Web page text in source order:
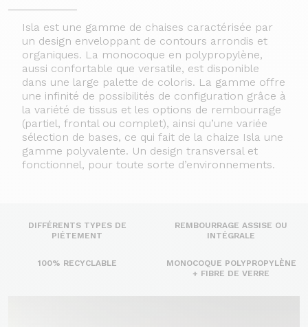
Isla est une gamme de chaises caractérisée par
un design enveloppant de contours arrondis et
organiques. La monocoque en polypropylène,
aussi confortable que versatile, est disponible
dans une large palette de coloris. La gamme offre
une infinité de possibilités de configuration grâce à
la variété de tissus et les options de rembourrage
(partiel, frontal ou complet), ainsi qu’une variée
sélection de bases, ce qui fait de la chaize Isla une
gamme polyvalente. Un design transversal et
fonctionnel, pour toute sorte d’environnements.
DIFFÉRENTS TYPES DE
PIÉTEMENT
REMBOURRAGE ASSISE OU
INTÉGRALE
100% RECYCLABLE
MONOCOQUE POLYPROPYLÈNE
+ FIBRE DE VERRE